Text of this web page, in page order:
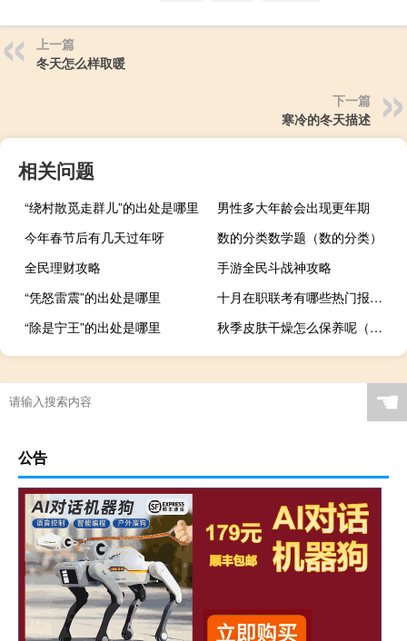
上一篇
冬天怎么样取暖
下一篇
寒冷的冬天描述
相关问题
“绕村散觅走群儿”的出处是哪里
男性多大年龄会出现更年期
今年春节后有几天过年呀
数的分类数学题（数的分类）
全民理财攻略
手游全民斗战神攻略
“凭怒雷震”的出处是哪里
十月在职联考有哪些热门报考院校
“除是宁王”的出处是哪里
秋季皮肤干燥怎么保养呢（秋季皮肤干燥怎么保养）
☚
公告